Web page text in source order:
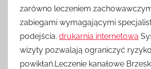
zarówno leczeniem
zabiegami wymagającymi
podejścia. drukarnia internetowa
wizyty pozwalają ograniczyć ryzyko
powikłań.Leczenie kanałowe